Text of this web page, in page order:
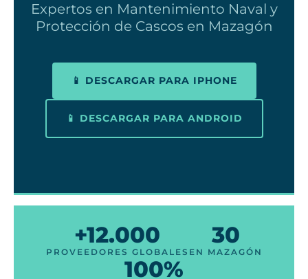
Expertos en Mantenimiento Naval y
Protección de Cascos en Mazagón
📱 DESCARGAR PARA IPHONE
📱 DESCARGAR PARA ANDROID
+12.000
PROVEEDORES GLOBALES
30
EN MAZAGÓN
100%